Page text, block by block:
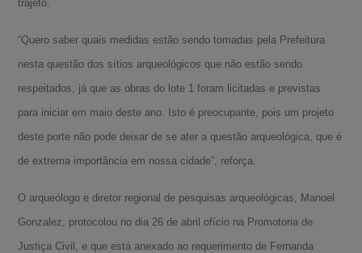
trajeto.
“Quero saber quais medidas estão sendo tomadas pela Prefeitura
nesta questão dos sítios arqueológicos que não estão sendo
respeitados, já que as obras do lote 1 foram licitadas e previstas
para iniciar em maio deste ano. Isto é preocupante, pois um projeto
deste porte não pode deixar de se ater a questão arqueológica, que é
de extrema importância em nossa cidade”, reforça.
O arqueólogo e diretor regional de pesquisas arqueológicas, Manoel
Gonzalez, protocolou no dia 26 de abril ofício na Promotoria de
Justiça Civil, e que está anexado ao requerimento de Fernanda